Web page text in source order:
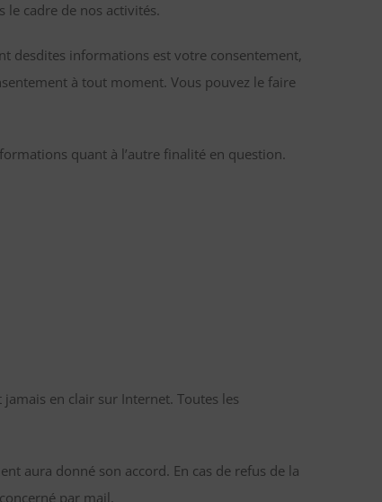
le cadre de nos activités.
desdites informations est votre consentement,
à tout moment. Vous pouvez le faire
quant à l’autre finalité en question.
en clair sur Internet. Toutes les
aura donné son accord. En cas de refus de la
par mail.